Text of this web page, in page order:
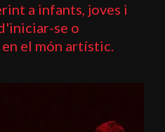
a infants, joves i
se o
el món artístic.